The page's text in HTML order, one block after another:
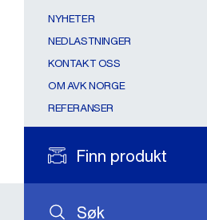
Søk
Finn produkt
NYHETER
NEDLASTNINGER
KONTAKT OSS
OM AVK NORGE
REFERANSER